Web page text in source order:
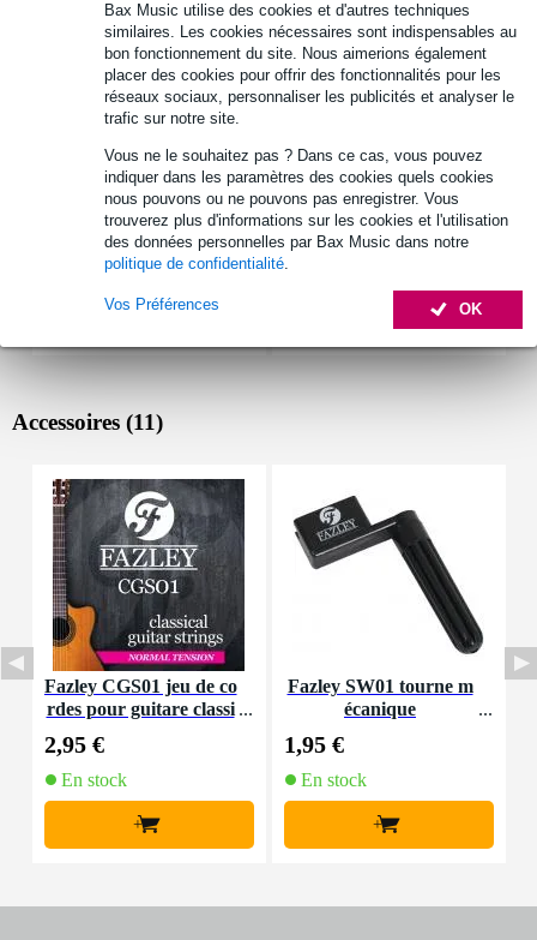
Bax Music utilise des cookies et d'autres techniques
similaires. Les cookies nécessaires sont indispensables au
bon fonctionnement du site. Nous aimerions également
placer des cookies pour offrir des fonctionnalités pour les
réseaux sociaux, personnaliser les publicités et analyser le
trafic sur notre site.
Vous ne le souhaitez pas ? Dans ce cas, vous pouvez
indiquer dans les paramètres des cookies quels cookies
nous pouvons ou ne pouvons pas enregistrer. Vous
trouverez plus d'informations sur les cookies et l'utilisation
des données personnelles par Bax Music dans notre
politique de confidentialité.
OK
Vos Préférences
Afficher toutes les caractéristiques du produit
Autres variantes (5)
Accessoires (11)
Fazley CGS01 jeu de co
rdes pour guitare classi
2,95 €
En stock
+
Fazley SW01 tourne m
écanique
1,95 €
En stock
+